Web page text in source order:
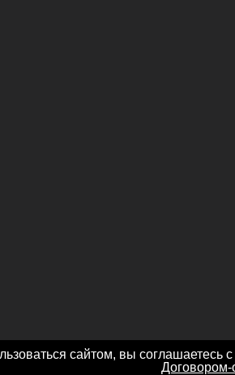
сайтом, вы соглашаетесь